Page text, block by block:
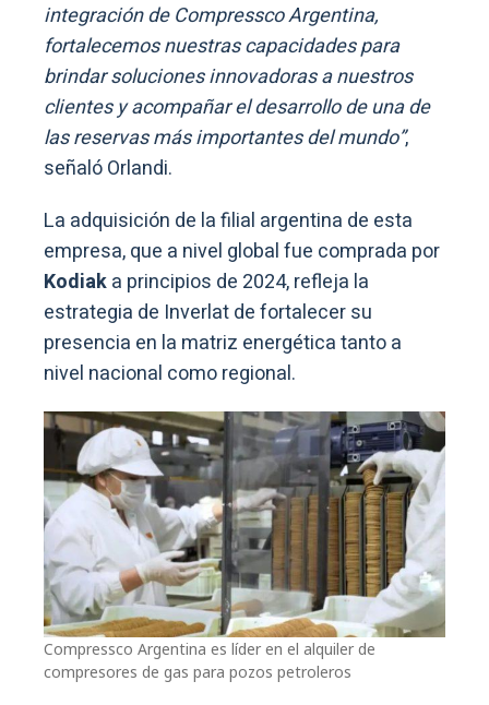
integración de Compressco Argentina,
fortalecemos nuestras capacidades para
brindar soluciones innovadoras a nuestros
clientes y acompañar el desarrollo de una de
las reservas más importantes del mundo”,
señaló Orlandi.
La adquisición de la filial argentina de esta
empresa, que a nivel global fue comprada por
Kodiaka principios de 2024, refleja la
estrategia de Inverlat de fortalecer su
presencia en la matriz energética tanto a
nivel nacional como regional.
Compressco Argentina es líder en el alquiler de
compresores de gas para pozos petroleros